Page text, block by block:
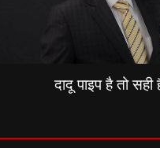
दादू पाइप है तो सही